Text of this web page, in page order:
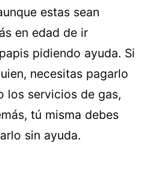
estas sean
en edad de ir
pidiendo ayuda. Si
necesitas pagarlo
los servicios de gas,
tú misma debes
sin ayuda.